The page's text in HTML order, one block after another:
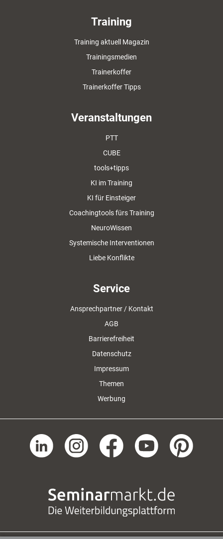
Training
Training aktuell Magazin
Trainingsmedien
Trainerkoffer
Trainerkoffer Tipps
Veranstaltungen
PTT
CUBE
tools+tipps
KI im Training
KI für Einsteiger
Coachingtools fürs Training
NeuroWissen
Systemische Interventionen
Liebe Konflikte
Service
Ansprechpartner / Kontakt
AGB
Barrierefreiheit
Datenschutz
Impressum
Themen
Werbung